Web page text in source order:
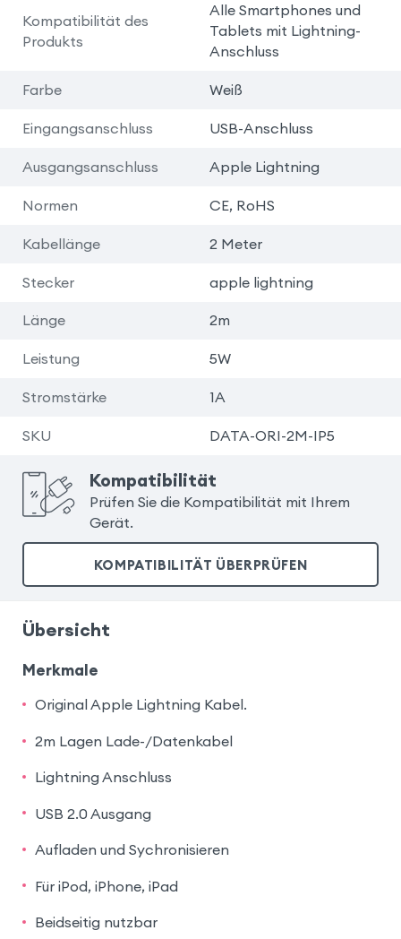
Kompatibilität des
Produkts
Alle Smartphones und
Tablets mit Lightning-
Anschluss
Farbe Weiß
Eingangsanschluss USB-Anschluss
Ausgangsanschluss Apple Lightning
Normen CE, RoHS
Kabellänge 2 Meter
Stecker apple lightning
Länge 2m
Leistung 5W
Stromstärke 1A
SKU DATA-ORI-2M-IP5
Kompatibilität
Prüfen Sie die Kompatibilität mit Ihrem
Gerät.
KOMPATIBILITÄT ÜBERPRÜFEN
Übersicht
Merkmale
Original Apple Lightning Kabel.
2m Lagen Lade-/Datenkabel
Lightning Anschluss
USB 2.0 Ausgang
Aufladen und Sychronisieren
Für iPod, iPhone, iPad
Beidseitig nutzbar